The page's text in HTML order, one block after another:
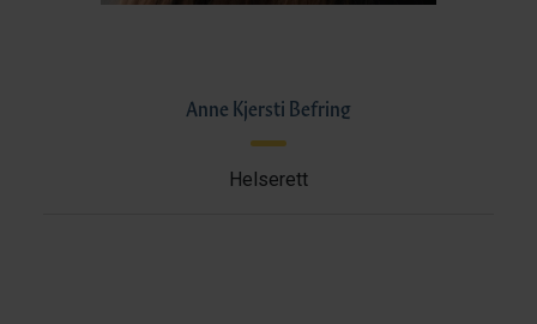
Anne Kjersti Befring
Helserett